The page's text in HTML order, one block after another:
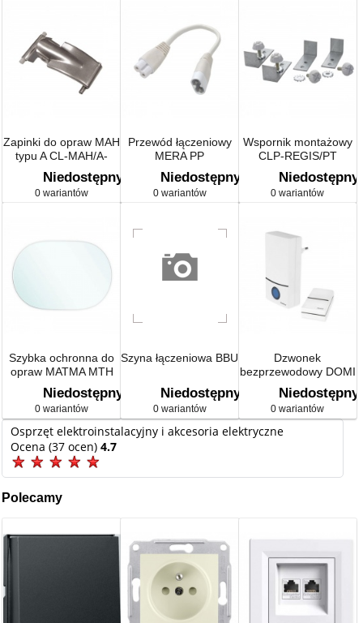
Zapinki do opraw MAH
typu A CL-MAH/A-
INOX
Niedostępny
0 wariantów
Przewód łączeniowy
MERA PP
Niedostępny
0 wariantów
Wspornik montażowy
CLP-REGIS/PT
Niedostępny
0 wariantów
Szybka ochronna do
opraw MATMA MTH
GL-MATMA 70/150
Niedostępny
0 wariantów
Szyna łączeniowa BBU
Niedostępny
0 wariantów
Dzwonek
bezprzewodowy DOMI
EB
Niedostępny
0 wariantów
Osprzęt elektroinstalacyjny i akcesoria elektryczne
Ocena (37 ocen)4.7
Polecamy